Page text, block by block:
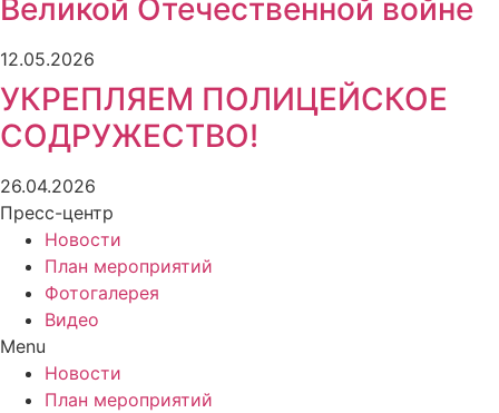
Великой Отечественной войне
12.05.2026
УКРЕПЛЯЕМ ПОЛИЦЕЙСКОЕ
СОДРУЖЕСТВО!
26.04.2026
Пресс-центр
Новости
План мероприятий
Фотогалерея
Видео
Menu
Новости
План мероприятий